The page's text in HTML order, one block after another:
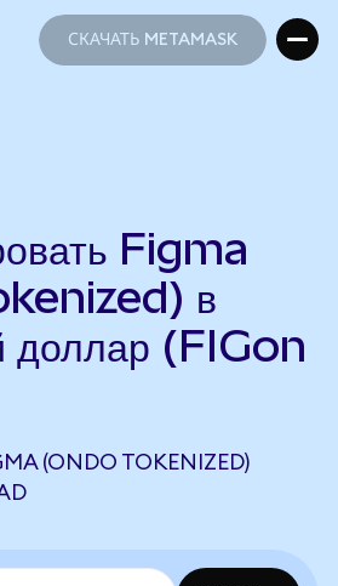
СКАЧАТЬ METAMASK
Figma
в
доллар (FIGon
(ONDO TOKENIZED)